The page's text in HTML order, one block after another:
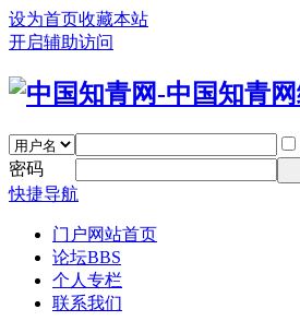
设为首页收藏本站
开启辅助访问
密码
快捷导航
门户网站首页
论坛BBS
个人专栏
联系我们